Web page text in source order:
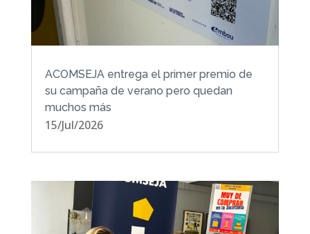
ACOMSEJA entrega el primer premio de
su campaña de verano pero quedan
muchos más
15/Jul/2026